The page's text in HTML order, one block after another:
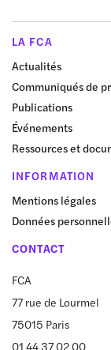
LA FCA
Actualités
Communiqués de
Publications
Événements
Ressources et
INFORMATION
Mentions légales
Données
CONTACT
FCA
77 rue de Lourmel
75015 Paris
01 44 37 02 00